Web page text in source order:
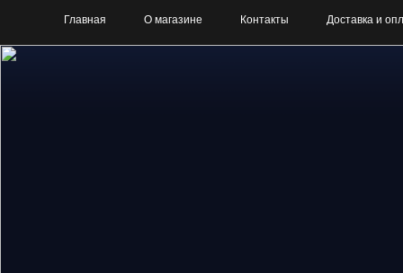
Главная О магазине Контакты Доставка и